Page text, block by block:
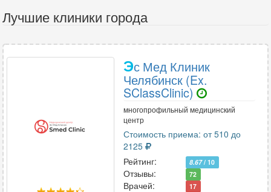
Лучшие клиники города
Эс Мед Клиник
Челябинск (Ex.
SClassClinic)
многопрофильный медицинский
центр
Стоимость приема: от 510 до
2125
Рейтинг:
8.67/ 10
Отзывы: 72
Врачей: 17